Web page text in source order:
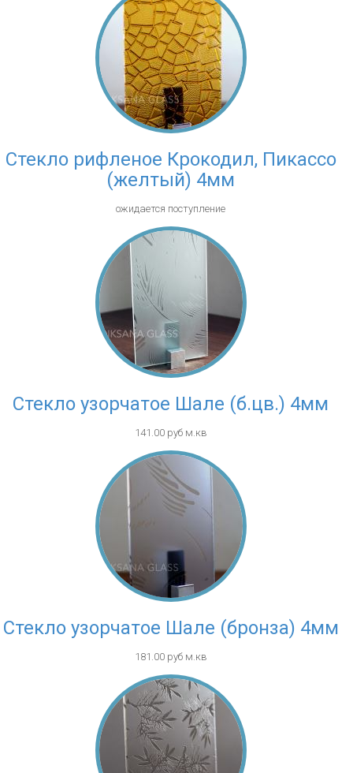
Стекло рифленое Крокодил, Пикассо
(желтый) 4мм
ожидается поступление
Стекло узорчатое Шале (б.цв.) 4мм
141.00 руб м.кв
Стекло узорчатое Шале (бронза) 4мм
181.00 руб м.кв